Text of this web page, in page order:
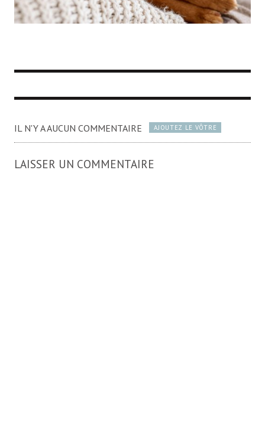
IL N'Y A AUCUN COMMENTAIRE AJOUTEZ LE VÔTRE
LAISSER UN COMMENTAIRE